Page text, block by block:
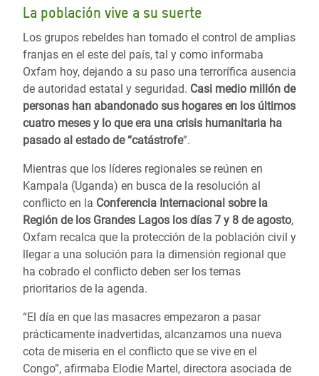
La población vive a su suerte
Los grupos rebeldes han tomado el control de amplias
franjas en el este del país, tal y como informaba
Oxfam hoy, dejando a su paso una terrorífica ausencia
de autoridad estatal y seguridad. Casi medio millón de
personas han abandonado sus hogares en los últimos
cuatro meses y lo que era una crisis humanitaria ha
pasado al estado de “catástrofe”.
Mientras que los líderes regionales se reúnen en
Kampala (Uganda) en busca de la resolución al
conflicto en la Conferencia Internacional sobre la
Región de los Grandes Lagos los días 7 y 8 de agosto,
Oxfam recalca que la protección de la población civil y
llegar a una solución para la dimensión regional que
ha cobrado el conflicto deben ser los temas
prioritarios de la agenda.
“El día en que las masacres empezaron a pasar
prácticamente inadvertidas, alcanzamos una nueva
cota de miseria en el conflicto que se vive en el
Congo”, afirmaba Elodie Martel, directora asociada de